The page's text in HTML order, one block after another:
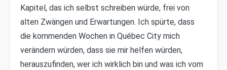
Kapitel, das ich selbst schreiben würde, frei von
alten Zwängen und Erwartungen. Ich spürte, dass
die kommenden Wochen in Québec City mich
verändern würden, dass sie mir helfen würden,
herauszufinden, wer ich wirklich bin und was ich vom